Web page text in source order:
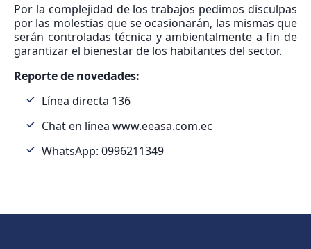
Por la complejidad de los trabajos pedimos disculpas
por las molestias que se ocasionarán, las mismas que
serán controladas técnica y ambientalmente a fin de
garantizar el bienestar de los habitantes del sector.
Reporte de novedades:
Línea directa 136
Chat en línea www.eeasa.com.ec
WhatsApp: 0996211349